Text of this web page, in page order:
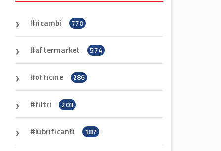
ricambi 770
aftermarket 574
officine 286
filtri 203
lubrificanti 187